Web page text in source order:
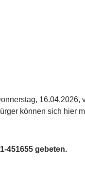
16.04.2026,
können sich hier
451655 gebeten.